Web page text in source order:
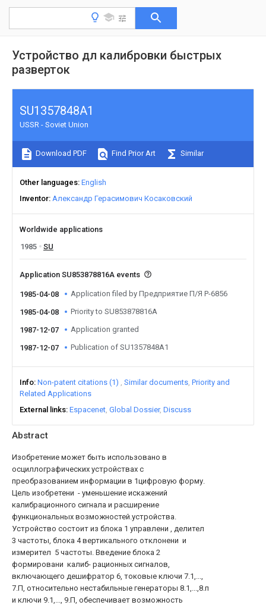
Устройство дл калибровки быстрых
разверток
Abstract
Изобретение может быть использовано в
осциллографических устройствах с
преобразованием информации в 1цифровую форму.
Цель изобретени - уменьшение искажений
калибрационного сигнала и расширение
функциональных возможностей.устройства.
Устройство состоит из блока 1 управлени , делител
3 частоты, блока 4 вертикального отклонени и
измерител 5 частоты. Введение блока 2
формировани калиб- рационных сигналов,
включающего дешифратор 6, токовые ключи 7.1,...,
7.П, относительно нестабильные генераторы 8.1,...,8.п
и ключи 9.1,..., 9.П, обеспечивает возможность
SU1357848A1
USSR - Soviet Union
Download PDF Find Prior Art Similar
Other languages English
Inventor Александр Герасимович Косаковский
Worldwide applications
1985
SU
Application SU853878816A events
1985-04-08 Application filed by Предприятие П/Я Р-6856
1985-04-08 Priority to SU853878816A
1987-12-07 Application granted
1987-12-07 Publication of SU1357848A1
Info Non-patent citations (1) Similar documents Priority and
Related Applications
External links Espacenet Global Dossier Discuss